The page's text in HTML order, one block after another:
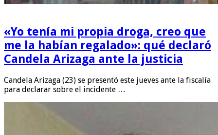
«Yo tenía mi propia droga, creo que
me la habían regalado»: qué declaró
Candela Arizaga ante la justicia
Candela Arizaga (23) se presentó este jueves ante la fiscalía
para declarar sobre el incidente …